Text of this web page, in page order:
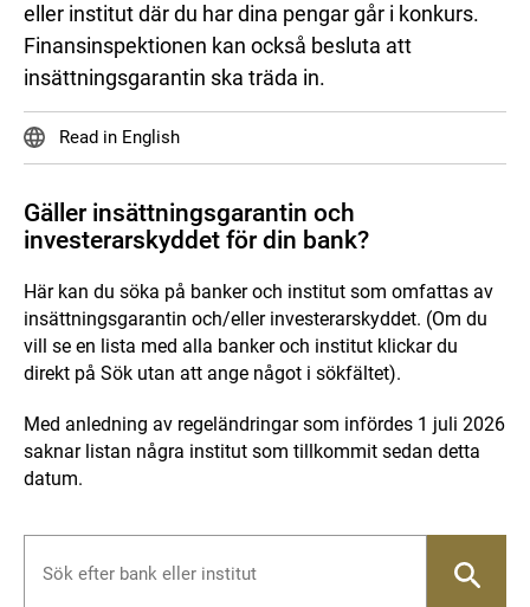
eller institut där du har dina pengar går i konkurs.
Finansinspektionen kan också besluta att
insättningsgarantin ska träda in.
Read in English
Gäller insättningsgarantin och
investerarskyddet för din bank?
Här kan du söka på banker och institut som omfattas av
insättningsgarantin och/eller investerarskyddet. (Om du
vill se en lista med alla banker och institut klickar du
direkt på Sök utan att ange något i sökfältet).
Med anledning av regeländringar som infördes 1 juli 2026
saknar listan några institut som tillkommit sedan detta
datum.